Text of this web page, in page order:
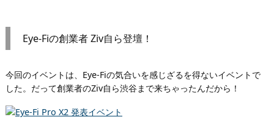
Eye-Fiの創業者 Ziv自ら登壇！
今回のイベントは、Eye-Fiの気合いを感じざるを得ないイベントで
した。だって創業者のZiv自ら渋谷まで来ちゃったんだから！